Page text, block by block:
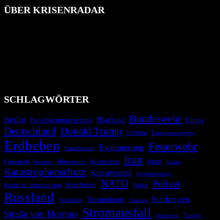
ÜBER KRISENRADAR
SCHLAGWÖRTER
Berlin Bevölkerungsschutz Blackout Bundeswehr China
Deutschland Donald Trump Drohnen Energieversorgung
Erdbeben Ermittlungen Evakuierung Feuerwehr
Frankreich Gewitter Hitzewelle Infrastruktur Iran Israel Italien
Katastrophenschutz Klimawandel Krisenvorsorge
kritische Infrastruktur Nachbeben NATO Polen Polizei
Russland Sabotage Seismologie Spanien Starkregen
Straße von Hormus Stromausfall Stromnetz Türkei